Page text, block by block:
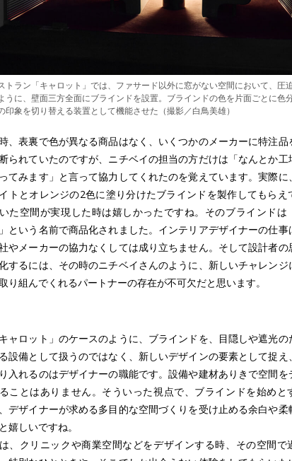
トラン「キャロット」では、ファサード以外に窓がない空間において、圧
うに、壁面三方全面にブラインドを設置。ブラインドの色を片面ごとに色
印象を切り替える装置として機能させた（撮影／白鳥美雄）
、表裏で色が異なる商品はなく、いくつかのメーカーに特注品
られていたのですが、ニチベイの担当の方だけは「なんとか工
てみます」と言って協力してくれたのを覚えています。実際に
トとオレンジの2色に塗り分けたブラインドを製作してもらえ
た空間が実現した時は嬉しかったですね。そのブラインドは
という名前で商品化されました。インテリアデザイナーの仕事
やメーカーの協力なくしては成り立ちません。そして設計者の
するには、その時のニチベイさんのように、新しいチャレンジ
り組んでくれるパートナーの存在が不可欠だと思います。
ャロット」のケースのように、ブラインドを、目隠しや遮光の
設備として扱うのではなく、新しいデザインの要素として捉え
入れるのはデザイナーの職能です。設備や建材ありきで空間を
ことはありません。そういった視点で、ブラインドを始めと
デザイナーが求める多目的な空間づくりを受け止める余白や柔
嬉しいですね。
、クリニックや商業空間などをデザインする時、その空間で